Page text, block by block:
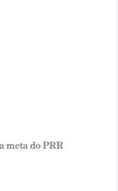
meta do PRR